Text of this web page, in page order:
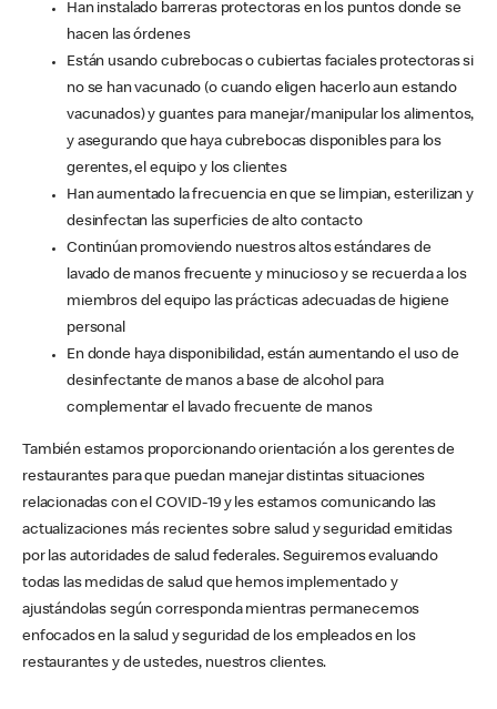
Han instalado barreras protectoras en los puntos donde se
hacen las órdenes
Están usando cubrebocas o cubiertas faciales protectoras si
no se han vacunado (o cuando eligen hacerlo aun estando
vacunados) y guantes para manejar/manipular los alimentos,
y asegurando que haya cubrebocas disponibles para los
gerentes, el equipo y los clientes
Han aumentado la frecuencia en que se limpian, esterilizan y
desinfectan las superficies de alto contacto
Continúan promoviendo nuestros altos estándares de
lavado de manos frecuente y minucioso y se recuerda a los
miembros del equipo las prácticas adecuadas de higiene
personal
En donde haya disponibilidad, están aumentando el uso de
desinfectante de manos a base de alcohol para
complementar el lavado frecuente de manos
También estamos proporcionando orientación a los gerentes de
restaurantes para que puedan manejar distintas situaciones
relacionadas con el COVID-19 y les estamos comunicando las
actualizaciones más recientes sobre salud y seguridad emitidas
por las autoridades de salud federales. Seguiremos evaluando
todas las medidas de salud que hemos implementado y
ajustándolas según corresponda mientras permanecemos
enfocados en la salud y seguridad de los empleados en los
restaurantes y de ustedes, nuestros clientes.